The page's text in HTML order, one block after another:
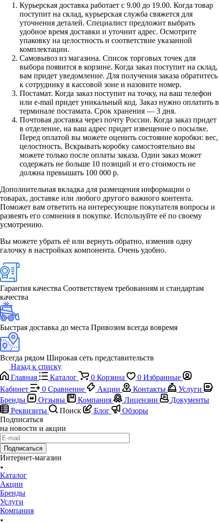
Курьерская доставка работает с 9.00 до 19.00. Когда товар
поступит на склад, курьерская служба свяжется для
уточнения деталей. Специалист предложит выбрать
удобное время доставки и уточнит адрес. Осмотрите
упаковку на целостность и соответствие указанной
комплектации.
Самовывоз из магазина. Список торговых точек для
выбора появится в корзине. Когда заказ поступит на склад,
вам придет уведомление. Для получения заказа обратитесь
к сотруднику в кассовой зоне и назовите номер.
Постамат. Когда заказ поступит на точку, на ваш телефон
или e-mail придет уникальный код. Заказ нужно оплатить в
терминале постамата. Срок хранения — 3 дня.
Почтовая доставка через почту России. Когда заказ придет
в отделение, на ваш адрес придет извещение о посылке.
Перед оплатой вы можете оценить состояние коробки: вес,
целостность. Вскрывать коробку самостоятельно вы
можете только после оплаты заказа. Один заказ может
содержать не больше 10 позиций и его стоимость не
должна превышать 100 000 р.
Дополнительная вкладка для размещения информации о
товарах, доставке или любого другого важного контента.
Поможет вам ответить на интересующие покупателя вопросы и
развеять его сомнения в покупке. Используйте её по своему
усмотрению.
Вы можете убрать её или вернуть обратно, изменив одну
галочку в настройках компонента. Очень удобно.
Гарантия качества Соответствуем требованиям и стандартам
качества
Быстрая доставка до места Привозим всегда вовремя
Всегда рядом Широкая сеть представительств
Назад к списку
Главная
Каталог 0 Корзина 0 Избранные
Кабинет
0 Сравнение Акции Контакты
Услуги
Бренды
Отзывы Компания Лицензии
Документы
Реквизиты
Поиск Блог
Обзоры
Подписаться
на новости и акции
Подписаться
Интернет-магазин
Каталог
Акции
Бренды
Услуги
Компания